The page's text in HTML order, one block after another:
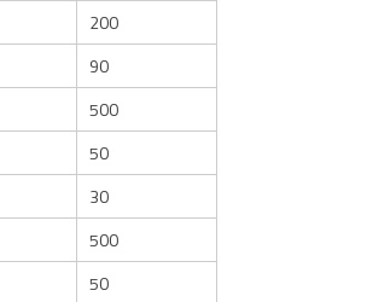
200
90
500
50
30
500
50